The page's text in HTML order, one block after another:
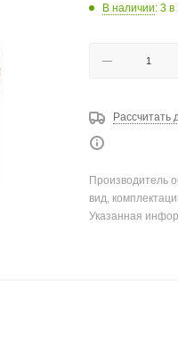
В наличии: 3 в
Рассчитать
Производитель
вид,
Указанная